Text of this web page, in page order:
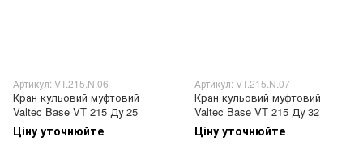
Артикул: VT.215.N.06
Кран кульовий муфтовий
Valtec Base VT 215 Ду 25
Ціну уточнюйте
Артикул: VT.215.N.07
Кран кульовий муфтовий
Valtec Base VT 215 Ду 32
Ціну уточнюйте